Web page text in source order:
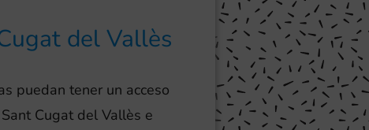
del Vallès
puedan tener un acceso
Cugat del Vallès e